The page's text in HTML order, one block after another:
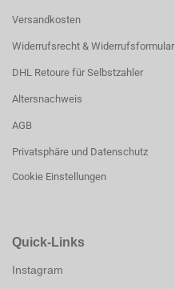
Versandkosten
Widerrufsrecht & Widerrufsformular
DHL Retoure für Selbstzahler
Altersnachweis
AGB
Privatsphäre und Datenschutz
Cookie Einstellungen
Quick-Links
Instagram